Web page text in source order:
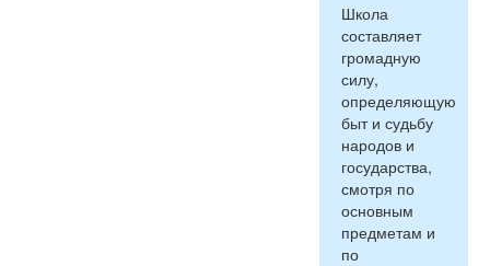
Школа
составляет
громадную
силу,
определяющую
быт и судьбу
народов и
государства,
смотря по
основным
предметам и
по